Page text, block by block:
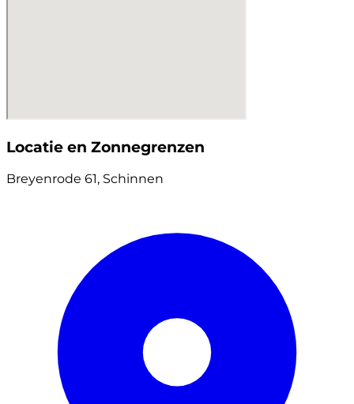
Locatie en Zonnegrenzen
Breyenrode 61, Schinnen